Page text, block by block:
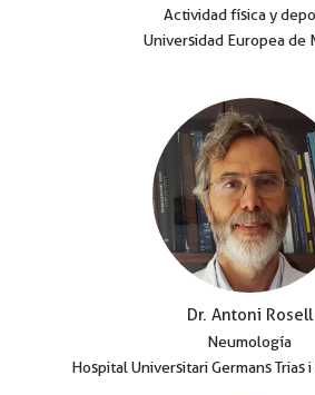
Actividad física y
Universidad Europea de
Dr. Antoni Rosell
Neumología
Hospital Universitari Germans Trias